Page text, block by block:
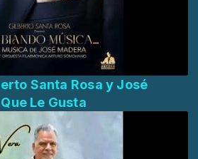
Santa Rosa y José
Le Gusta